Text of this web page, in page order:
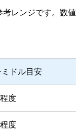
レンジです。数値
ドル目安
度
度